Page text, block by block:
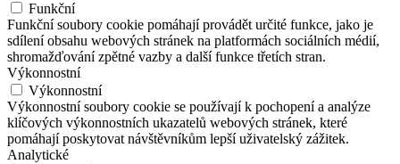
Funkční
Funkční soubory cookie pomáhají provádět určité funkce, jako je
sdílení obsahu webových stránek na platformách sociálních médií,
shromažďování zpětné vazby a další funkce třetích stran.
Výkonnostní
Výkonnostní
Výkonnostní soubory cookie se používají k pochopení a analýze
klíčových výkonnostních ukazatelů webových stránek, které
pomáhají poskytovat návštěvníkům lepší uživatelský zážitek.
Analytické